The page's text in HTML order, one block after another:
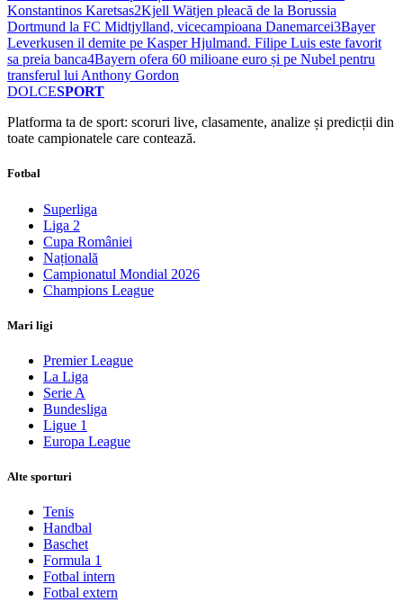
Konstantinos Karetsas2Kjell Wätjen pleacă de la Borussia
Dortmund la FC Midtjylland, vicecampioana Danemarcei3Bayer
Leverkusen il demite pe Kasper Hjulmand. Filipe Luis este favorit
sa preia banca4Bayern ofera 60 milioane euro și pe Nubel pentru
transferul lui Anthony Gordon
DOLCESPORT
Platforma ta de sport: scoruri live, clasamente, analize și predicții din
toate campionatele care contează.
Fotbal
Superliga
Liga 2
Cupa României
Națională
Campionatul Mondial 2026
Champions League
Mari ligi
Premier League
La Liga
Serie A
Bundesliga
Ligue 1
Europa League
Alte sporturi
Tenis
Handbal
Baschet
Formula 1
Fotbal intern
Fotbal extern